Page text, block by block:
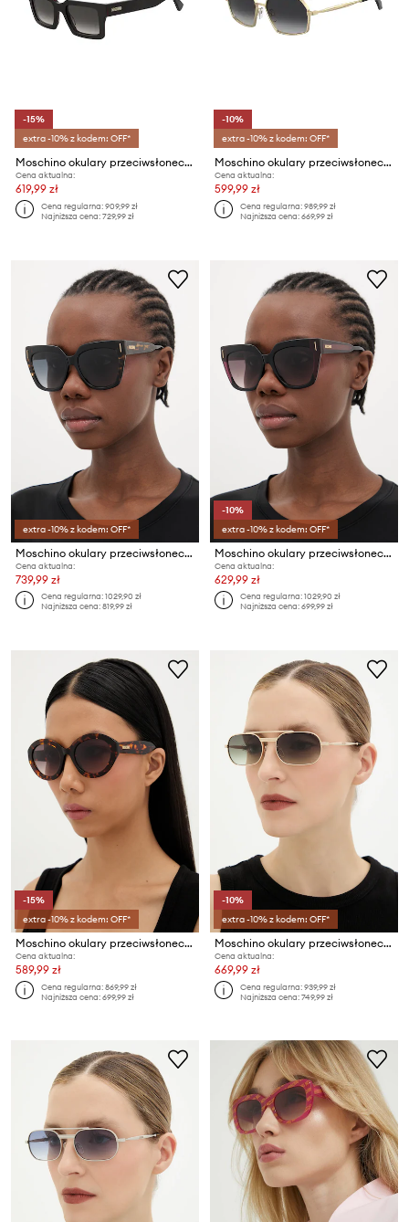
-15%
extra -10% z kodem: OFF*
Moschino okulary przeciwsłoneczne wayfarer
Cena aktualna:
619,99 zł
Cena regularna:909,99 zł
Najniższa cena:729,99 zł
-10%
extra -10% z kodem: OFF*
Moschino okulary przeciwsłoneczne pilotki
Cena aktualna:
599,99 zł
Cena regularna:989,99 zł
Najniższa cena:669,99 zł
extra -10% z kodem: OFF*
Moschino okulary przeciwsłoneczne
Cena aktualna:
739,99 zł
Cena regularna:1029,90 zł
Najniższa cena:819,99 zł
-10%
extra -10% z kodem: OFF*
Moschino okulary przeciwsłoneczne
Cena aktualna:
629,99 zł
Cena regularna:1029,90 zł
Najniższa cena:699,99 zł
-15%
extra -10% z kodem: OFF*
Moschino okulary przeciwsłoneczne
Cena aktualna:
589,99 zł
Cena regularna:869,99 zł
Najniższa cena:699,99 zł
-10%
extra -10% z kodem: OFF*
Moschino okulary przeciwsłoneczne
Cena aktualna:
669,99 zł
Cena regularna:939,99 zł
Najniższa cena:749,99 zł